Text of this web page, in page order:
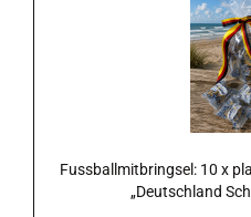
Fussballmitbringsel: 10 x
„Deutschland